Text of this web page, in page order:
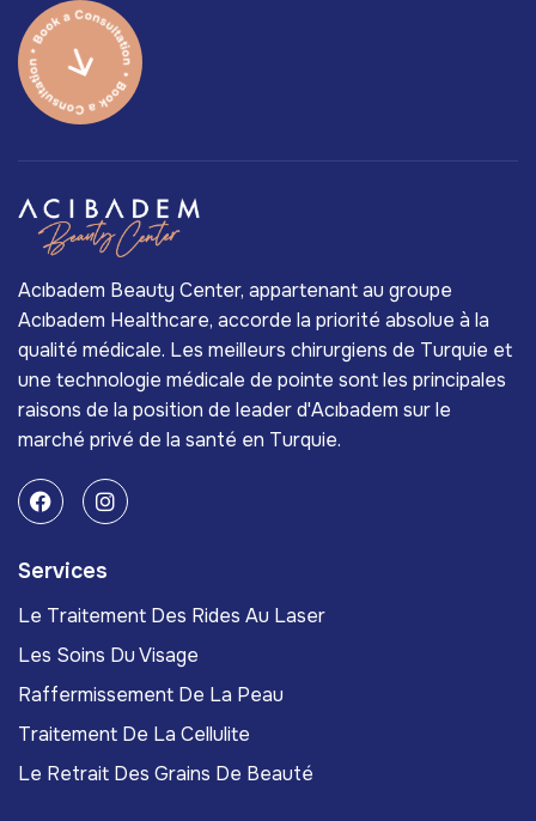
Acıbadem Beauty Center, appartenant au groupe
Acıbadem Healthcare, accorde la priorité absolue à la
qualité médicale. Les meilleurs chirurgiens de Turquie et
une technologie médicale de pointe sont les principales
raisons de la position de leader d'Acıbadem sur le
marché privé de la santé en Turquie.
Services
Le Traitement Des Rides Au Laser
Les Soins Du Visage
Raffermissement De La Peau
Traitement De La Cellulite
Le Retrait Des Grains De Beauté